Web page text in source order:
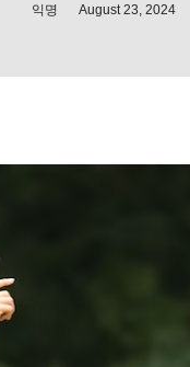
익명 August 23, 2024